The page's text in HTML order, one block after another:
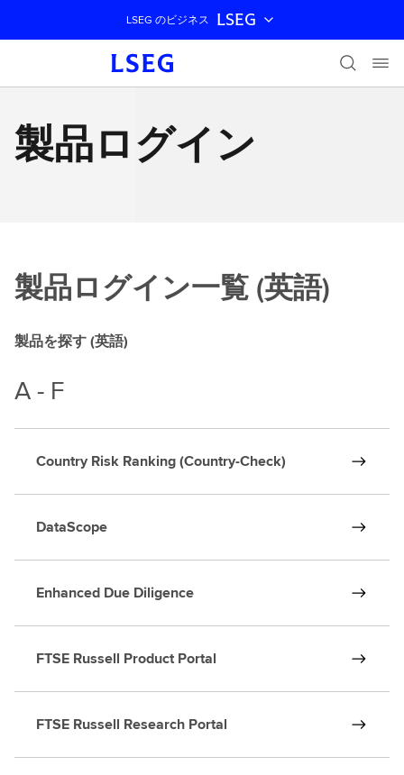
ナビゲーションをスキップ
LSEG のビジネス LSEG
製品ログイン
製品ログイン一覧 (英語)
製品を探す (英語)
A - F
Country Risk Ranking (Country-Check)
DataScope
Enhanced Due Diligence
FTSE Russell Product Portal
FTSE Russell Research Portal